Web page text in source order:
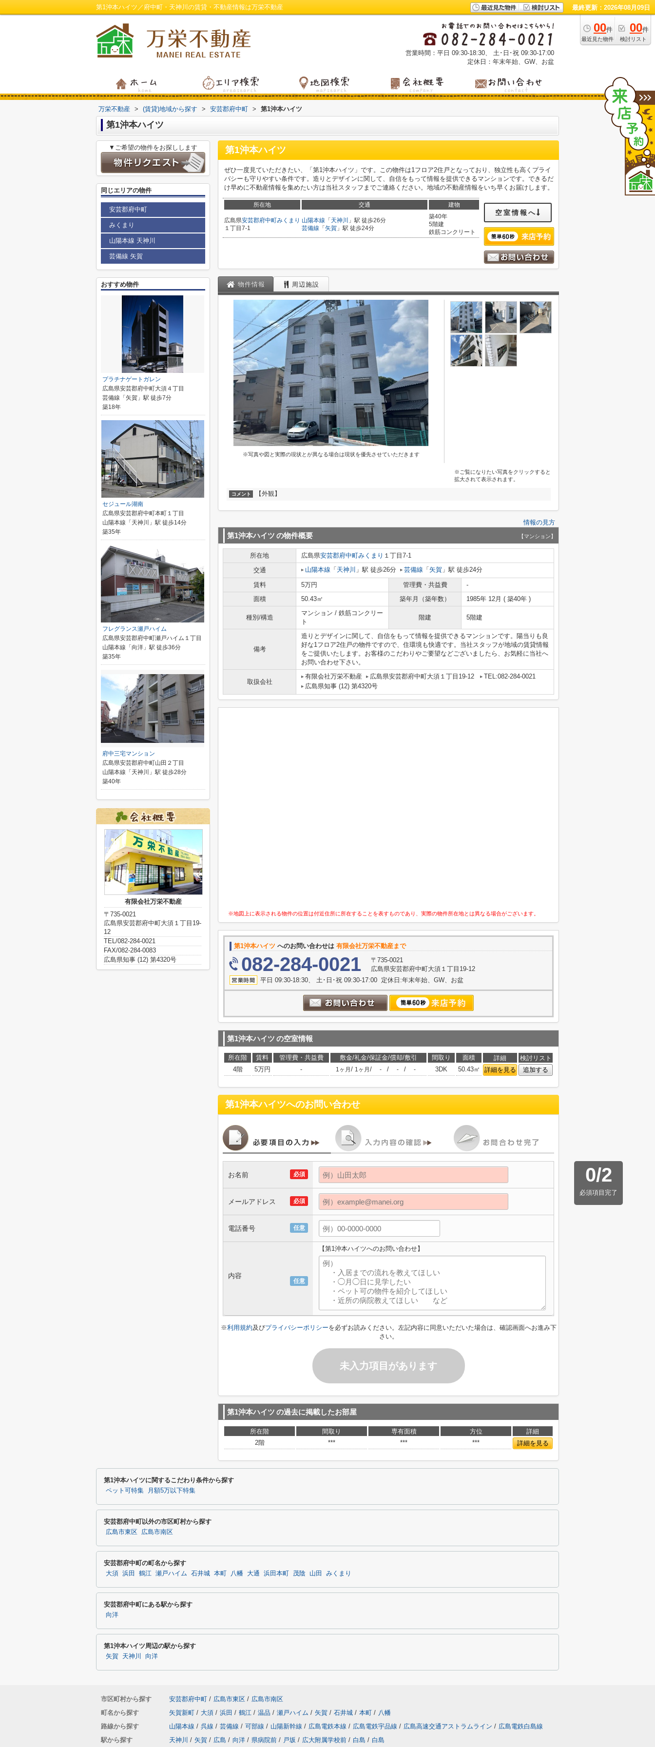
第1沖本ハイツ／府中町・天神川の賃貸・不動産情報は万栄不動産 最終更新：2026年08月09日
00件
最近見た物件
00件
検討リスト
営業時間：平日 09:30-18:30、 土･日･祝 09:30-17:00
定休日：年末年始、GW、お盆
万栄不動産 > (賃貸)地域から探す > 安芸郡府中町 > 第1沖本ハイツ
第1沖本ハイツ
第1沖本ハイツ
ぜひ一度見ていただきたい、「第1沖本ハイツ」です。この物件は1フロア2住戸となっており、独立性も高くプライ
バシーも守りやすい条件です。造りとデザインに関して、自信をもって情報を提供できるマンションです。できるだ
け早めに不動産情報を集めたい方は当社スタッフまでご連絡ください。地域の不動産情報をいち早くお届けします。
所在地 交通 建物
広島県安芸郡府中町みくまり
１丁目7-1
山陽本線 「 天神川
」駅 徒歩26分
芸備線 「 矢賀 」駅 徒歩24分
築40年
5階建
鉄筋コンクリート
空室情報へ
物件情報 周辺施設
※写真や図と実際の現状とが異なる場合は現状を優先させていただきます
※ご覧になりたい写真をクリックすると
拡大されて表示されます。
コメント 【外観】
情報の見方
第1沖本ハイツ の物件概要 【マンション】
所在地 広島県安芸郡府中町みくまり １丁目7-1
交通
山陽本線 「 天神川 」駅 徒歩26分 芸備線 「 矢賀 」駅 徒歩24分
賃料 5万円 管理費・共益費
-
面積
50.43㎡ 築年月（築年数） 1985年 12月 ( 築40年 )
種別/構造
マンション / 鉄筋コンクリー
ト
階建 5階建
備考
造りとデザインに関して、自信をもって情報を提供できるマンションです。陽当りも良
好な1フロア2住戸の物件ですので、住環境も快適です。当社スタッフが地域の賃貸情報
をご提供いたします。お客様のこだわりやご要望などございましたら、お気軽に当社へ
お問い合わせ下さい。
取扱会社
有限会社万栄不動産 広島県安芸郡府中町大須１丁目19-12
TEL:082-284-0021
広島県知事 (12) 第4320号
※地図上に表示される物件の位置は付近住所に所在することを表すものであり、実際の物件所在地とは異なる場合がございます。
第1沖本ハイツ へのお問い合わせは 有限会社万栄不動産まで
082-284-0021
〒735-0021
広島県安芸郡府中町大須１丁目19-12
平日 09:30-18:30、 土･日･祝 09:30-17:00 定休日:年末年始、GW、お盆
第1沖本ハイツ の空室情報
所在階 賃料 管理費・共益費 敷金/礼金/保証金/償却/敷引 間取り 面積 詳細
検討リスト
4階
5万円 - 1ヶ月 / 1ヶ月 / - / - / - 3DK 50.43㎡ 詳細を見る 追加する
第1沖本ハイツへのお問い合わせ
0/2
必須項目完了
必須
お名前
必須
メールアドレス
任意
電話番号
任意
内容
【第1沖本ハイツへのお問い合わせ】
※利用規約及びプライバシーポリシーを必ずお読みください。左記内容に同意いただいた場合は、確認画面へお進み下
さい。
未入力項目があります
第1沖本ハイツ の過去に掲載したお部屋
所在階 間取り 専有面積 方位
詳細
2階
*** *** *** 詳細を見る
▼ご希望の物件をお探しします
同じエリアの物件
安芸郡府中町
みくまり
山陽本線 天神川
芸備線 矢賀
おすすめ物件
プラチナゲートガレン
広島県安芸郡府中町大須４丁目
芸備線「矢賀」駅 徒歩7分
築18年
セジュール湖南
広島県安芸郡府中町本町１丁目
山陽本線「天神川」駅 徒歩14分
築35年
フレグランス瀬戸ハイム
広島県安芸郡府中町瀬戸ハイム１丁目
山陽本線「向洋」駅 徒歩36分
築35年
府中三宅マンション
広島県安芸郡府中町山田２丁目
山陽本線「天神川」駅 徒歩28分
築40年
有限会社万栄不動産
〒735-0021
広島県安芸郡府中町大須１丁目19-
12
TEL/082-284-0021
FAX/082-284-0083
広島県知事 (12) 第4320号
第1沖本ハイツに関するこだわり条件から探す
ペット可特集 月額5万以下特集
安芸郡府中町以外の市区町村から探す
広島市東区 広島市南区
安芸郡府中町の町名から探す
大須 浜田 鶴江 瀬戸ハイム 石井城 本町 八幡 大通 浜田本町 茂陰 山田 みくまり
安芸郡府中町にある駅から探す
向洋
第1沖本ハイツ周辺の駅から探す
矢賀 天神川 向洋
市区町村から探す 安芸郡府中町 / 広島市東区 / 広島市南区
町名から探す
矢賀新町 / 大須 / 浜田 / 鶴江 / 温品 / 瀬戸ハイム / 矢賀 / 石井城 / 本町 / 八幡
路線から探す
山陽本線 / 呉線 / 芸備線 / 可部線 / 山陽新幹線 / 広島電鉄本線 / 広島電鉄宇品線 / 広島高速交通アストラムライン / 広島電鉄白島線
駅から探す
天神川 / 矢賀 / 広島 / 向洋 / 県病院前 / 戸坂 / 広大附属学校前 / 白島 / 白島